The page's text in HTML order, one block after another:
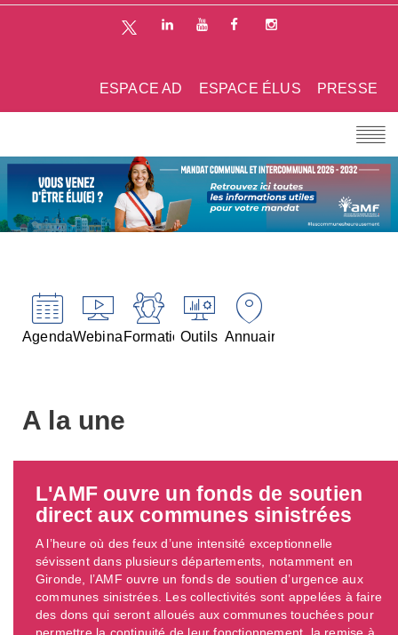
PRESSE
ESPACE ÉLUS
ESPACE AD
AgendaWebinairesFormationsOutils Annuaires
A la une
L'AMF ouvre un fonds de soutien
direct aux communes sinistrées
A l’heure où des feux d’une intensité exceptionnelle
sévissent dans plusieurs départements, notamment en
Gironde, l’AMF ouvre un fonds de soutien d’urgence aux
communes sinistrées. Les collectivités sont appelées à faire
des dons qui seront alloués aux communes touchées pour